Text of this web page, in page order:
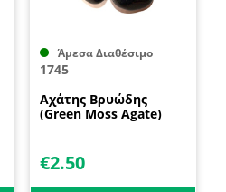
Άμεσα Διαθέσιμο
1745
Αχάτης Βρυώδης
(Green Moss Agate)
€2.50